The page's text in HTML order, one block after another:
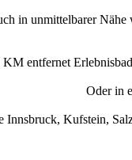
in unmittelbarer
entfernet
Oder in
Innsbruck, Kufstein,